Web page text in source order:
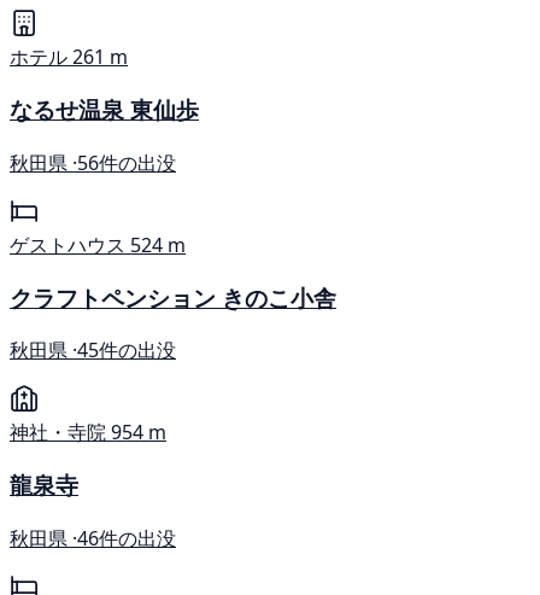
ホテル261 m
なるせ温泉 東仙歩
秋田県 ·56件の出没
ゲストハウス 524 m
クラフトペンション きのこ小舎
秋田県 ·45件の出没
神社・寺院954 m
龍泉寺
秋田県 ·46件の出没